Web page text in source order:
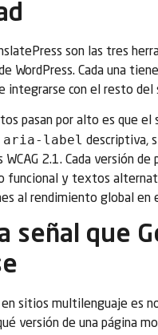
son las tres
WordPress. Cada una
integrarse con el resto del
pasan por alto es que
aria-label descriptiva,
2.1. Cada versión
funcional y textos
al rendimiento global en
señal que
sitios multilenguaje es
versión de una página